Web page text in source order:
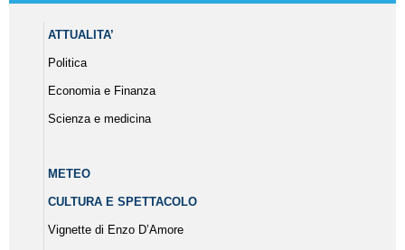
ATTUALITA’
Politica
Economia e Finanza
Scienza e medicina
METEO
CULTURA E SPETTACOLO
Vignette di Enzo D’Amore